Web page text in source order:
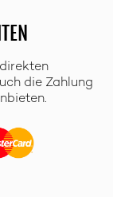
die Zahlung